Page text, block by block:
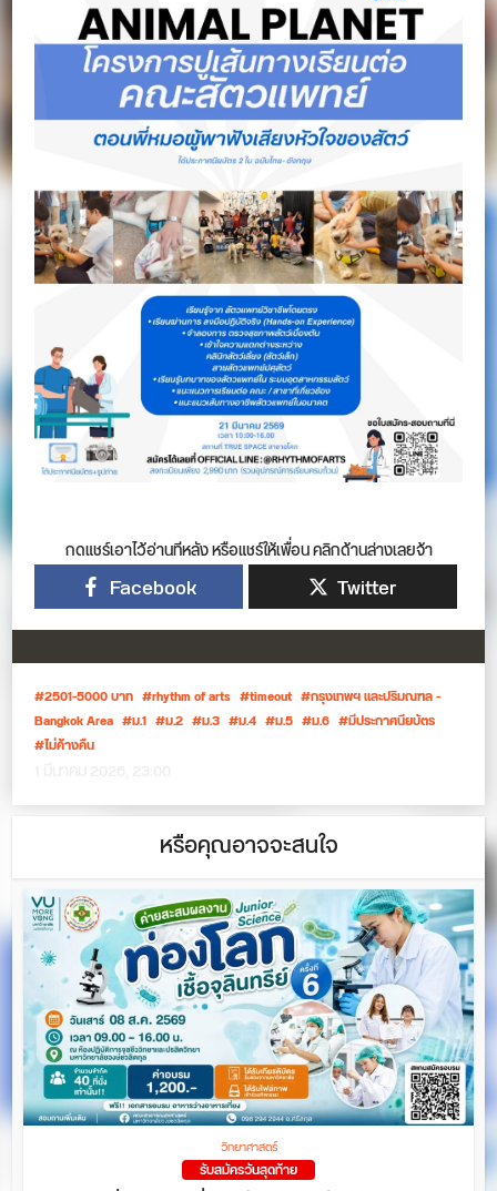
กดแชร์เอาไว้อ่านทีหลัง หรือแชร์ให้เพื่อน คลิกด้านล่างเลยจ้า
Facebook Twitter
2501-5000 บาท rhythm of arts timeout
กรุงเทพฯ และปริมณฑล -
Bangkok Area
ม.1 ม.2 ม.3 ม.4 ม.5 ม.6
มีประกาศนียบัตร
ไม่ค้างคืน
หรือคุณอาจจะสนใจ
วิทยาศาสตร์
รับสมัครวันสุดท้าย